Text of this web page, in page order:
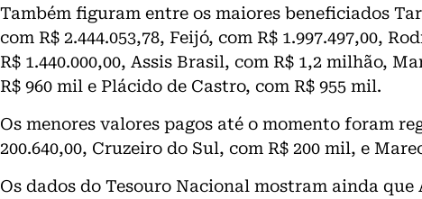
Também figuram entre os maiores beneficiados
com R$ 2.444.053,78, Feijó, com R$ 1.997.497,00,
R$ 1.440.000,00, Assis Brasil, com R$ 1,2 milhão,
R$ 960 mil e Plácido de Castro, com R$ 955 mil.
Os menores valores pagos até o momento foram
200.640,00, Cruzeiro do Sul, com R$ 200 mil, e
Os dados do Tesouro Nacional mostram ainda